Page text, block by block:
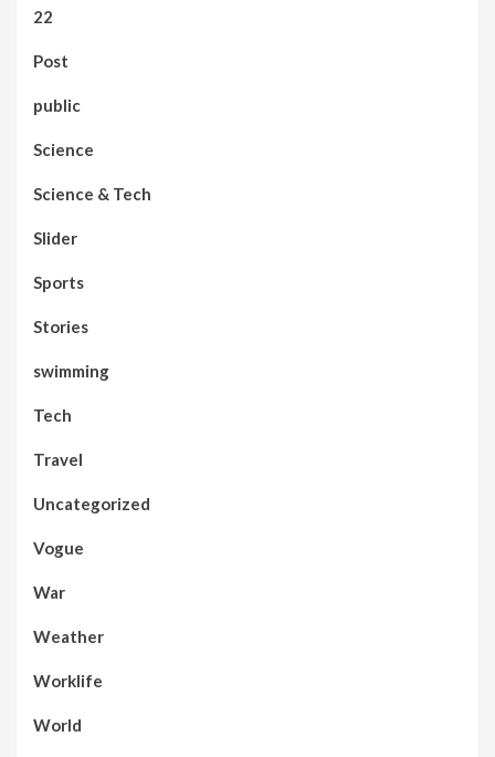
22
Post
public
Science
Science & Tech
Slider
Sports
Stories
swimming
Tech
Travel
Uncategorized
Vogue
War
Weather
Worklife
World